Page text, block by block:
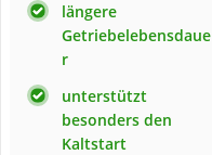
längere
Getriebelebensdaue
r
unterstützt
besonders den
Kaltstart